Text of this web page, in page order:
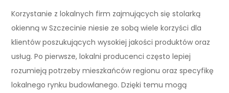
Korzystanie z lokalnych firm zajmujących się stolarką
okienną w Szczecinie niesie ze sobą wiele korzyści dla
klientów poszukujących wysokiej jakości produktów oraz
usług. Po pierwsze, lokalni producenci często lepiej
rozumieją potrzeby mieszkańców regionu oraz specyfikę
lokalnego rynku budowlanego. Dzięki temu mogą